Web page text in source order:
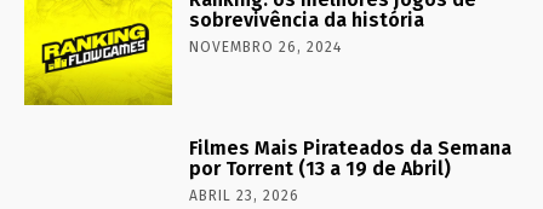
sobrevivência da história
NOVEMBRO 26, 2024
Filmes Mais Pirateados da Semana
por Torrent (13 a 19 de Abril)
ABRIL 23, 2026